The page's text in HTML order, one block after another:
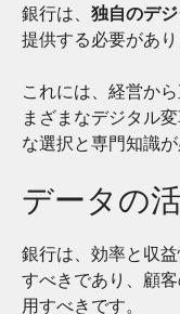
銀行は、 独自のデ
提供する必要があり
これには、経営か
まざまなデジタル
な選択と専門知識が
データの
銀行は、効率と収
すべきであり、顧
用すべきです。